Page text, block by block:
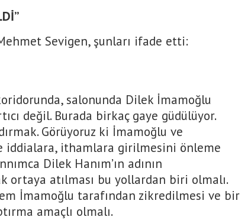
Sevigen, şunları ifade etti:
salonunda Dilek İmamoğlu
değil. Burada birkaç gaye güdülüyor.
Görüyoruz ki İmamoğlu ve
iddialara, ithamlara girilmesini önleme
Dilek Hanım’ın adının
ortaya atılması bu yollardan biri olmalı.
İmamoğlu tarafından zikredilmesi ve bir
amaçlı olmalı.